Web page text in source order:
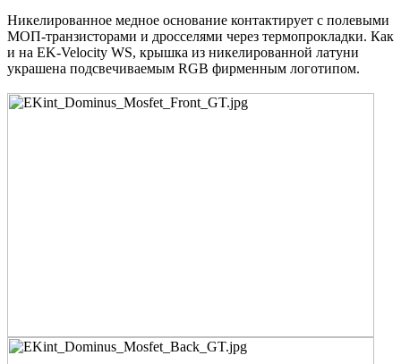
Никелированное медное основание контактирует с полевыми
МОП-транзисторами и дросселями через термопрокладки. Как
и на EK-Velocity WS, крышка из никелированной латуни
украшена подсвечиваемым RGB фирменным логотипом.